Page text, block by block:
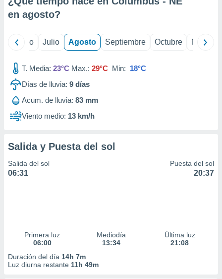
e
publicidad
publicidad
de
en agosto?
Junio Julio Agosto Septiembre Octubre
T. Media: 23°C Max.: 29°C Min: 18°C
Días de lluvia: 9 días
Acum. de lluvia: 83 mm
Viento medio: 13 km/h
Salida y Puesta del sol
Salida del sol
06:31
Puesta del sol
20:37
Primera luz
06:00
Mediodía
13:34
Última luz
21:08
Duración del día 14h 7m
Luz diurna restante 11h 49m